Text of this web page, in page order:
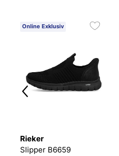
Online Exklusiv
Rieker
Slipper B6659